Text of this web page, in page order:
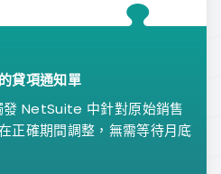
貸項通知單
NetSuite 中針對原始銷售
正確期間調整，無需等待月底